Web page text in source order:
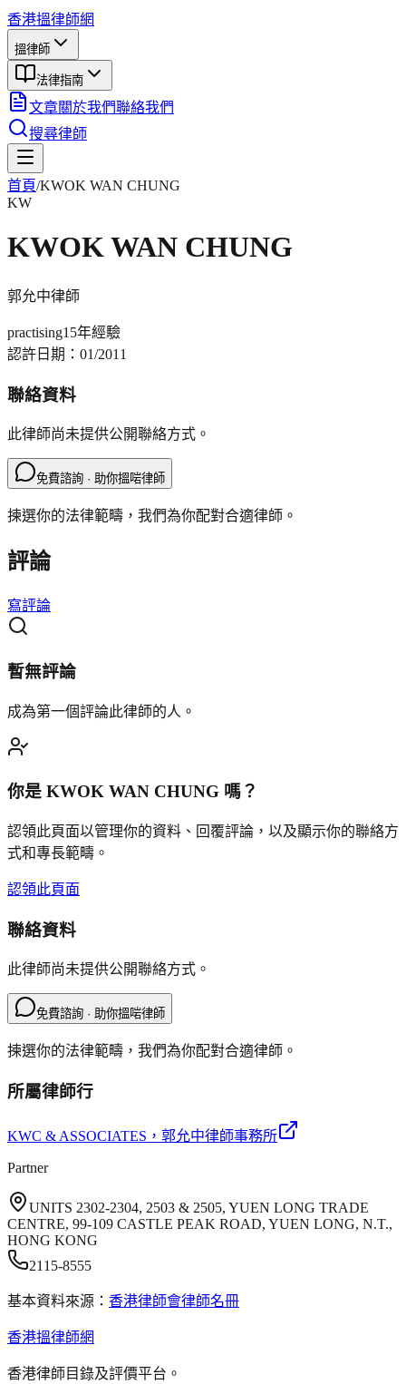
香港搵律師網
搵律師
法律指南
文章關於我們聯絡我們
搜尋律師
首頁/KWOK WAN CHUNG
KW
KWOK WAN CHUNG
郭允中律師
practising15年經驗
認許日期： 01/2011
聯絡資料
此律師尚未提供公開聯絡方式。
免費諮詢 · 助你搵啱律師
揀選你的法律範疇，我們為你配對合適律師。
評論
寫評論
暫無評論
成為第一個評論此律師的人。
你是 KWOK WAN CHUNG 嗎？
認領此頁面以管理你的資料、回覆評論，以及顯示你的聯絡方
式和專長範疇。
認領此頁面
聯絡資料
此律師尚未提供公開聯絡方式。
免費諮詢 · 助你搵啱律師
揀選你的法律範疇，我們為你配對合適律師。
所屬律師行
KWC & ASSOCIATES ，郭允中律師事務所
Partner
UNITS 2302-2304, 2503 & 2505, YUEN LONG TRADE
CENTRE, 99-109 CASTLE PEAK ROAD, YUEN LONG, N.T.,
HONG KONG
2115-8555
基本資料來源： 香港律師會律師名冊
香港搵律師網
香港律師目錄及評價平台。